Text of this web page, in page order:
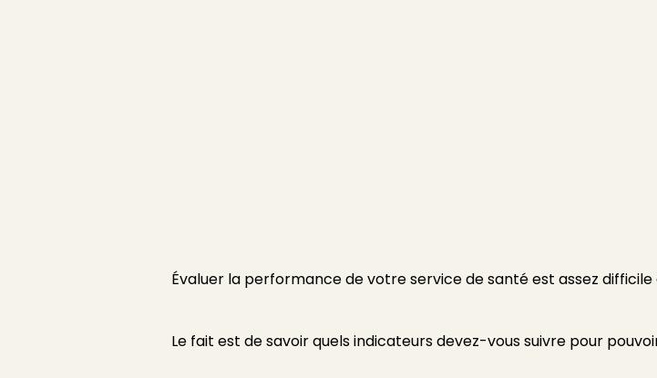
Évaluer la performance de votre service de santé est assez difficile
Le fait est de savoir quels indicateurs devez-vous suivre pour